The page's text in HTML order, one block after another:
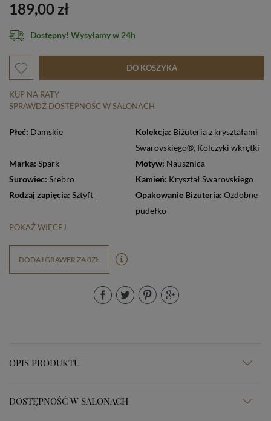
189,00 zł
Dostępny! Wysyłamy w 24h
DO KOSZYKA
KUP NA RATY
SPRAWDŹ DOSTĘPNOŚĆ W SALONACH
Płeć: Damskie Kolekcja: Biżuteria z kryształami
Swarovskiego®, Kolczyki wkrętki
Marka: Spark Motyw: Nausznica
Surowiec: Srebro Kamień: Kryształ Swarovskiego
Rodzaj zapięcia: Sztyft Opakowanie Bizuteria: Ozdobne
pudełko
POKAŻ WIĘCEJ
DODAJ GRAWER ZA 0ZŁ
OPIS PRODUKTU
DOSTĘPNOŚĆ W SALONACH